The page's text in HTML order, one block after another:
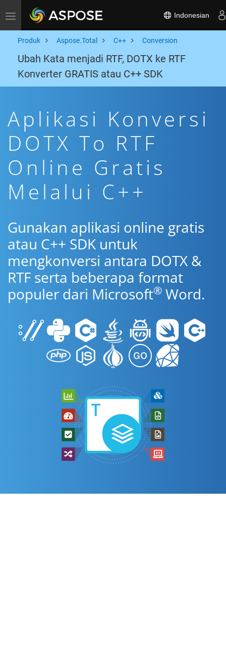
Toggle navigation Indonesian
Produk Aspose.Total C++ Conversion
Ubah Kata menjadi RTF, DOTX ke RTF
Konverter GRATIS atau C++ SDK
Aplikasi Konversi
DOTX To RTF
Online Gratis
Melalui C++
Gunakan aplikasi online gratis
atau C++ SDK untuk
mengkonversi antara DOTX &
RTF serta beberapa format
populer dari Microsoft® Word.